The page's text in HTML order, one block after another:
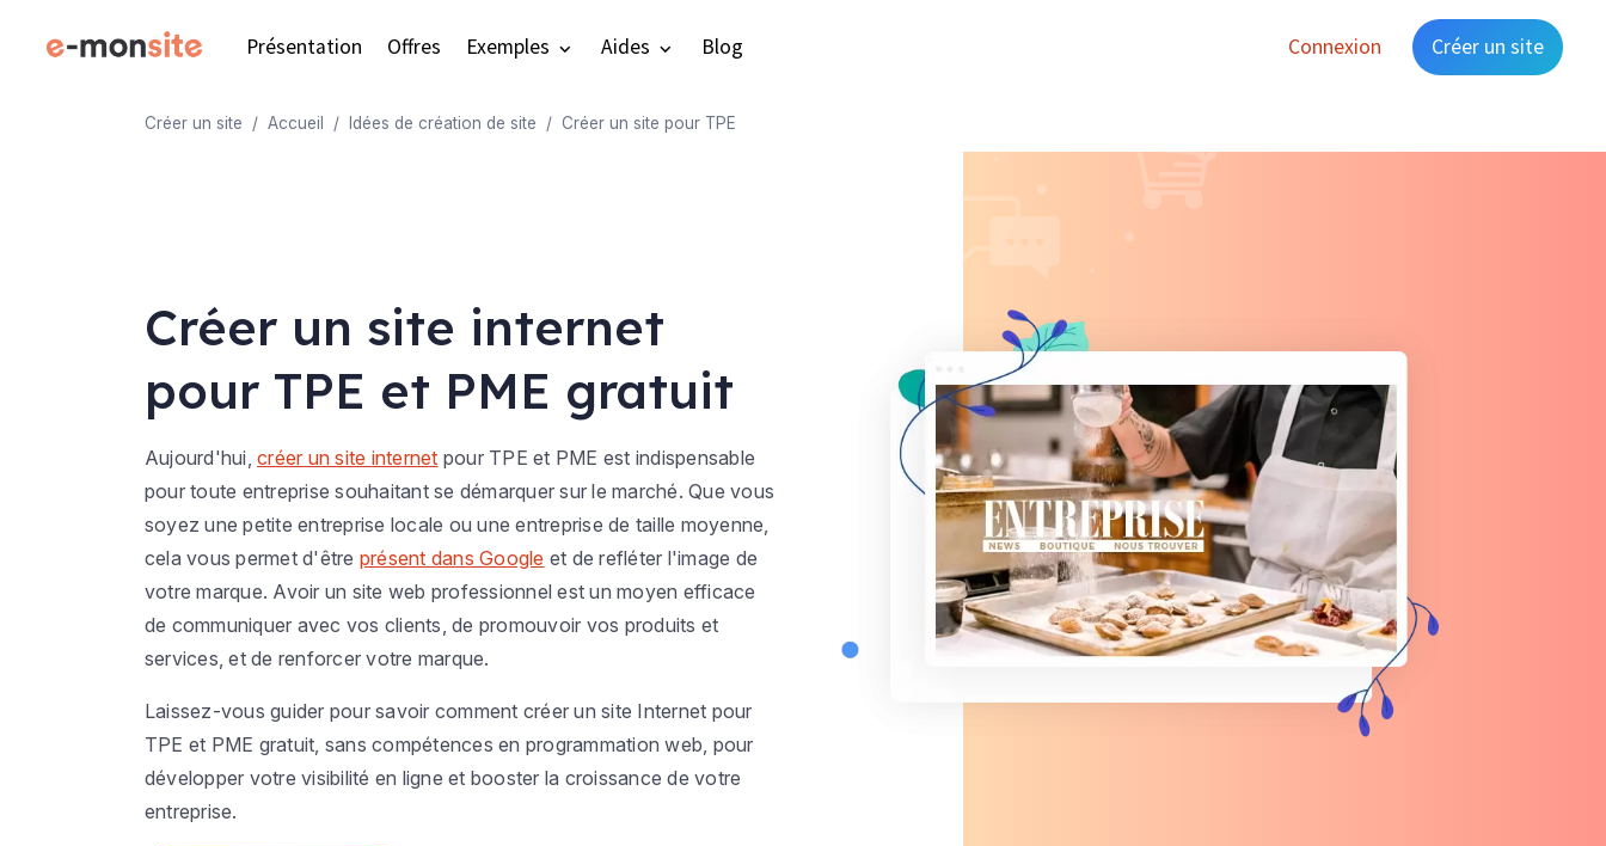
Présentation Offres Exemples Aides Blog Connexion Créer un site
Créer un site Accueil Idées de création de site Créer un site pour TPE
Créer un site internet
pour TPE et PME gratuit
Aujourd'hui,créer un site internet pour TPE et PME est indispensable
pour toute entreprise souhaitant se démarquer sur le marché. Que vous
soyez une petite entreprise locale ou une entreprise de taille moyenne,
cela vous permet d'être présent dans Google et de refléter l'image de
votre marque. Avoir un site web professionnel est un moyen efficace
de communiquer avec vos clients, de promouvoir vos produits et
services, et de renforcer votre marque.
Laissez-vous guider pour savoir comment créer un site Internet pour
TPE et PME gratuit, sans compétences en programmation web, pour
développer votre visibilité en ligne et booster la croissance de votre
entreprise.